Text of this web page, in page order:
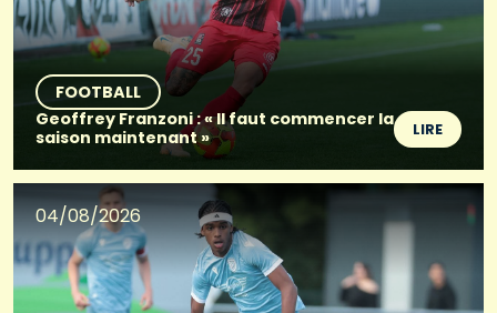
FOOTBALL
Geoffrey Franzoni : « Il faut commencer la
saison maintenant »
LIRE
04/08/2026